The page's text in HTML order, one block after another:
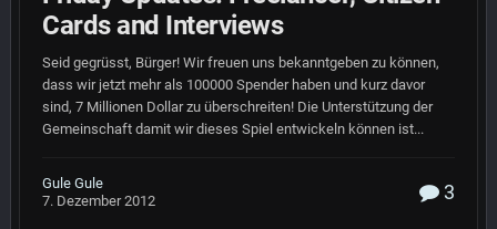
Cards and Interviews
Seid gegrüsst, Bürger! Wir freuen uns bekanntgeben zu können,
dass wir jetzt mehr als 100000 Spender haben und kurz davor
sind, 7 Millionen Dollar zu überschreiten! Die Unterstützung der
Gemeinschaft damit wir dieses Spiel entwickeln können ist...
Gule Gule
7. Dezember 2012
3